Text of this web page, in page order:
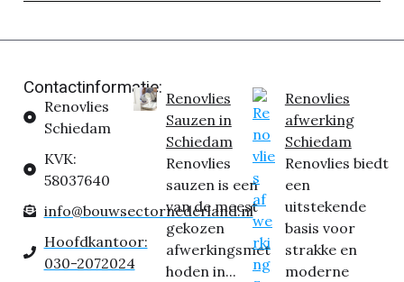
Contactinformatie:
Renovlies
Schiedam
KVK:
58037640
info@bouwsectornederland.nl
Hoofdkantoor:
030-2072024
Renovlies
Sauzen in
Schiedam
Renovlies
sauzen is een
van de meest
gekozen
afwerkingsmet
hoden in...
Renovlies
afwerking
Schiedam
Renovlies biedt
een
uitstekende
basis voor
strakke en
moderne